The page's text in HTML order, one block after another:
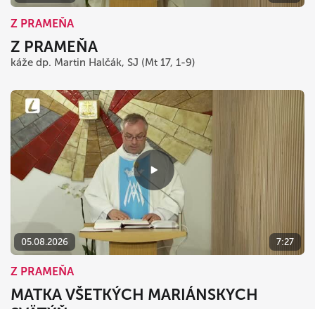
Z PRAMEŇA
Z PRAMEŇA
káže dp. Martin Halčák, SJ (Mt 17, 1-9)
05.08.2026 7:27
Z PRAMEŇA
MATKA VŠETKÝCH MARIÁNSKYCH